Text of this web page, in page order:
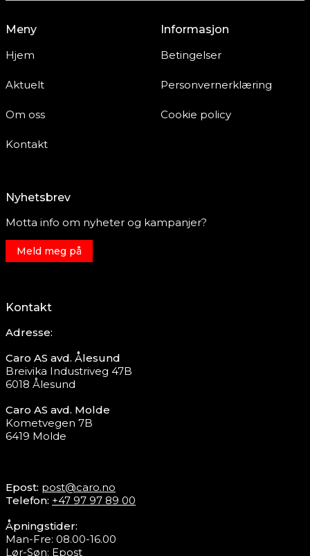
Meny
Hjem
Aktuelt
Om oss
Kontakt
Informasjon
Betingelser
Personvernerklæring
Cookie policy
Nyhetsbrev
Motta info om nyheter og kampanjer?
Meld meg på
Kontakt
Adresse:
Caro AS avd. Ålesund
Breivika Industriveg 47B
6018 Ålesund
Caro AS avd. Molde
Kometvegen 7B
6419 Molde
Epost: post@caro.no
Telefon: +47 97 97 89 00
Åpningstider:
Man-Fre: 08.00-16.00
Lør-Søn: Epost